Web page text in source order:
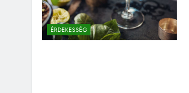
ÉRDEKESSÉG